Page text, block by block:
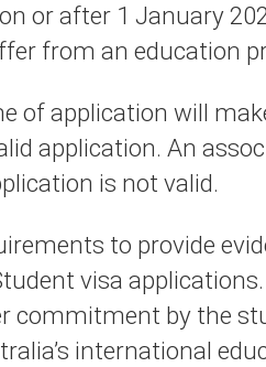
or after 1 January
from an education
of application will
application. An
is not valid.
to provide
visa
commitment by the
international